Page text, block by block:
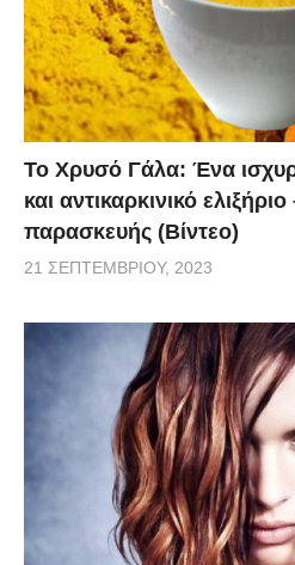
Το Χρυσό Γάλα: Ένα
και αντικαρκινικό
παρασκευής (Βίντεο)
21 ΣΕΠΤΕΜΒΡΊΟΥ, 2023